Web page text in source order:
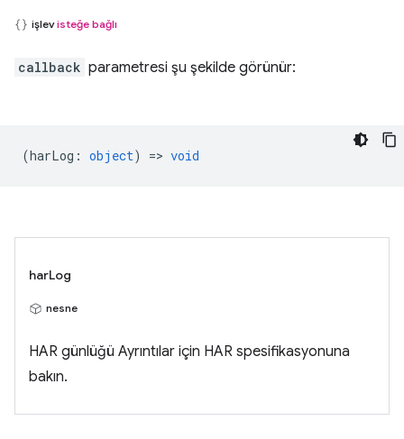
işlevisteğe bağlı
callback parametresi şu şekilde görünür:
(harLog : object) => void
harLog
nesne
HAR günlüğü Ayrıntılar için HAR spesifikasyonuna
bakın.